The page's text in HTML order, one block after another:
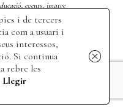
,events,imatge
i de tercers
com a usuari i
interessos,
Si continua
rebre les
Llegir